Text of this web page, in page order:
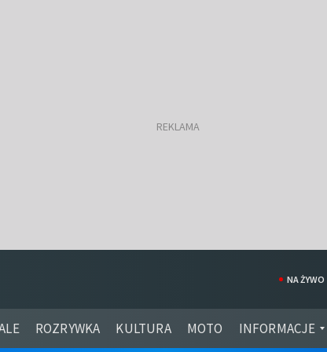
ROZRYWKA KULTURA MOTO INFORMACJE
NA ŻYWO